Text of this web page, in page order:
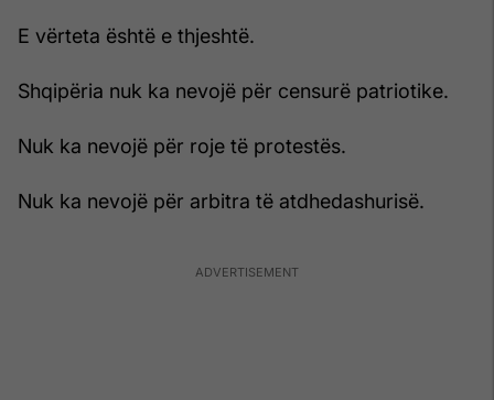
E vërteta është e thjeshtë.
Shqipëria nuk ka nevojë për censurë patriotike.
Nuk ka nevojë për roje të protestës.
Nuk ka nevojë për arbitra të atdhedashurisë.